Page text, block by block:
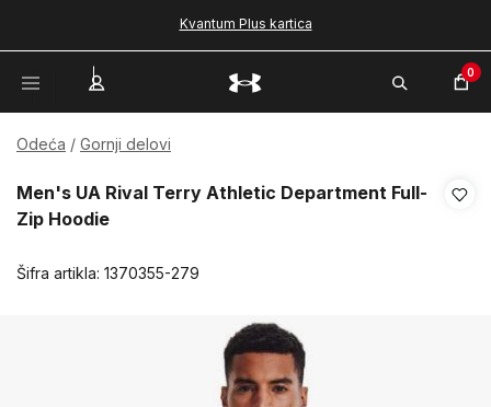
Kvantum Plus kartica
0
Odeća Gornji delovi
Men's UA Rival Terry Athletic Department Full-
Zip Hoodie
Šifra artikla: 1370355-279